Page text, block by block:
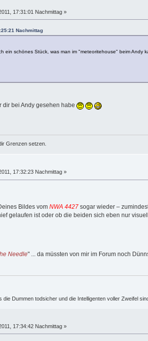
17:31:01 Nachmittag »
Nachmittag
ein schönes Stück, was man im "meteoritehouse" beim Andy
dir bei Andy gesehen habe
Grenzen setzen.
17:32:23 Nachmittag »
Bildes vom NWA 4427sogar wieder –
gelaufen ist oder ob die beiden sich eben nur
Needle" ... da müssten von mir im Forum noch
Dummen todsicher und die Intelligenten voller Zweifel
17:34:42 Nachmittag »